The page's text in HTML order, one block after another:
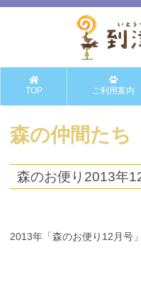
TOP ご利用案内
森の仲間た
森のお便り2013年
2013年「森のお便り12月号